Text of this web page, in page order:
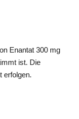
Enantat 300 mg
ist. Die
erfolgen.